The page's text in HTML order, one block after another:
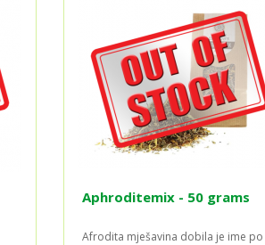
Aphroditemix - 50 grams
Afrodita mješavina dobila je ime po